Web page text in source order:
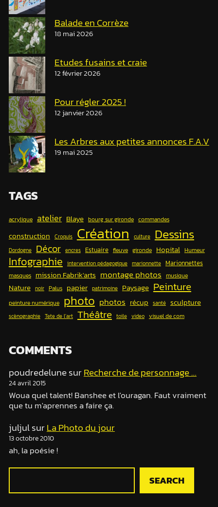
Balade en Corrèze
18 mai 2026
Etudes fusains et craie
12 février 2026
Pour régler 2025 !
12 janvier 2026
Les Arbres aux petites annonces F.A.V
19 mai 2025
TAGS
acrylique atelier Blaye bourg sur gironde commandes
construction Croquis Création culture Dessins
Dordogne Décor encres Estuaire fleuve gironde Hopital Humeur
Infographie intervention pédagogique marionnette Marionnettes
masques mission Fabrik'arts montage photos musique
Nature noir Palus papier patrimoine Paysage Peinture
peinture numérique photo photos récup santé sculpture
scènographie Tete de l'art Théâtre toile video visuel de com
COMMENTS
poudredelunesurRecherche de personnage …
24 avril 2015
Woua quel talent! Banshee et l'ouragan. Faut vraiment
que tu m'aprennes a faire ça.
juljulsurLa Photo du jour
13 octobre 2010
ah, la poésie !
R
c
SEARCH